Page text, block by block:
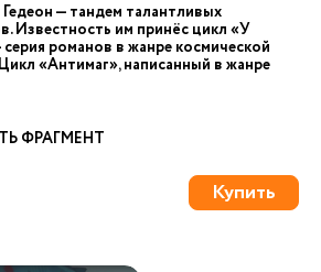
— тандем талантливых
Известность им принёс цикл «У
романов в жанре космической
«Антимаг», написанный в жанре
ФРАГМЕНТ
Купить